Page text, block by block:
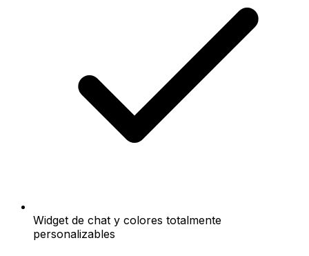
Widget de chat y colores totalmente
personalizables